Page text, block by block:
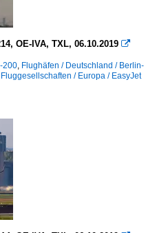
OE-IVA, TXL, 06.10.2019 
200, Flughäfen / Deutschland / Berlin-
Fluggesellschaften / Europa / EasyJet